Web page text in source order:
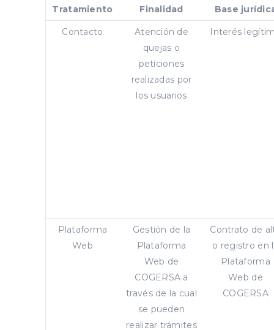
Tratamiento Finalidad Base
Contacto
Atención de
quejas o
peticiones
realizadas por
los usuarios
Interés
Plataforma
Web
Gestión de la
Plataforma
Web de
COGERSA a
través de la cual
se pueden
realizar trámites
Contrato de
o registro en
Plataforma
Web de
COGERSA